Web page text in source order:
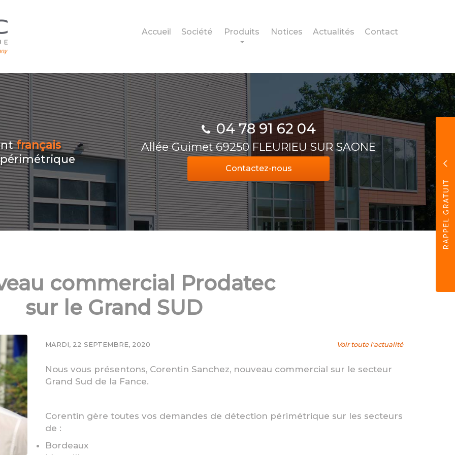
Accueil Société Produits Notices Actualités Contact
français
04 78 91 62 04
Allée Guimet 69250 FLEURIEU SUR SAONE
Contactez-nous
commercial Prodatec
sur le Grand SUD
MARDI, 22 SEPTEMBRE, 2020 Voir toute l'actualité
Nous vous présentons, Corentin Sanchez, nouveau commercial sur le secteur
Grand Sud de la Fance.
Corentin gère toutes vos demandes de détection périmétrique sur les secteurs
de :
Bordeaux